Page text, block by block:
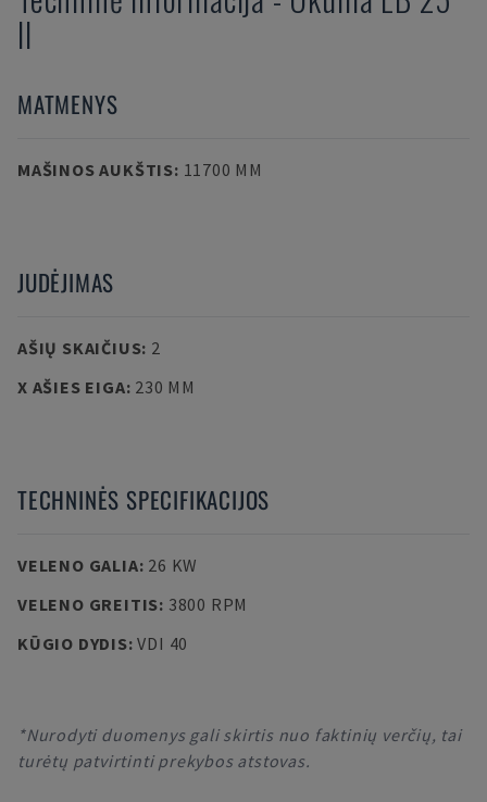
II
MATMENYS
MAŠINOS AUKŠTIS: 11700 MM
JUDĖJIMAS
AŠIŲ SKAIČIUS: 2
X AŠIES EIGA: 230 MM
TECHNINĖS SPECIFIKACIJOS
VELENO GALIA: 26 KW
VELENO GREITIS: 3800 RPM
KŪGIO DYDIS:VDI 40
*Nurodyti duomenys gali skirtis nuo faktinių verčių, tai
turėtų patvirtinti prekybos atstovas.